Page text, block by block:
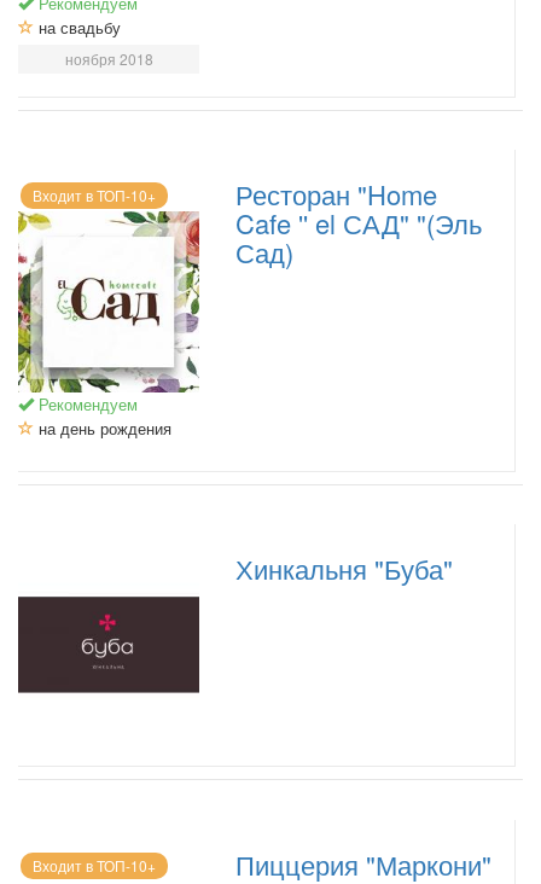
на свадьбу
ноября 2018
Входит в ТОП-10+
Рекомендуем
на день рождения
Ресторан "Home
Cafe '' el САД" "(Эль
Сад)
Хинкальня "Буба"
Входит в ТОП-10+ Пиццерия "Маркони"